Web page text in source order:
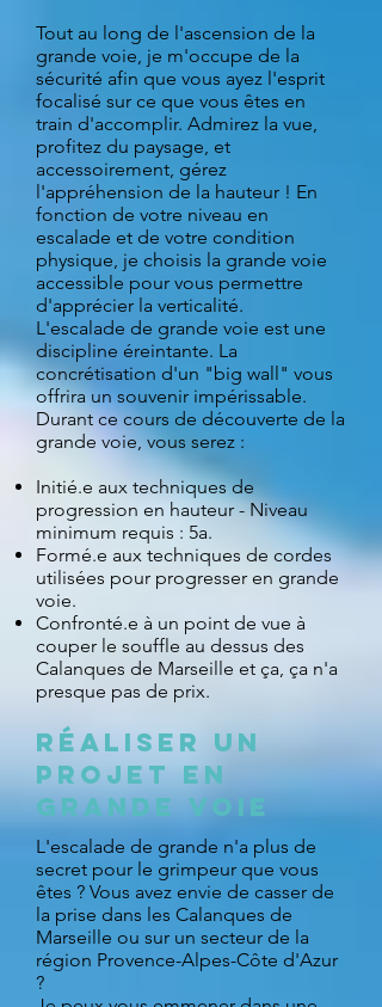
Tout au long de l'ascension de la
grande voie, je m'occupe de la
sécurité afin que vous ayez l'esprit
focalisé sur ce que vous êtes en
train d'accomplir. Admirez la vue,
profitez du paysage, et
accessoirement, gérez
l'appréhension de la hauteur ! En
fonction de votre niveau en
escalade et de votre condition
physique, je choisis la grande voie
accessible pour vous permettre
d'apprécier la verticalité.
L'escalade de grande voie est une
discipline éreintante. La
concrétisation d'un "big wall" vous
offrira un souvenir impérissable.
Durant ce cours de découverte de la
grande voie, vous serez :
Initié.e aux techniques de
progression en hauteur - Niveau
minimum requis : 5a.
Formé.e aux techniques de cordes
utilisées pour progresser en grande
voie.
Confronté.e à un point de vue à
couper le souffle au dessus des
Calanques de Marseille et ça, ça n'a
presque pas de prix.
Réaliser un
Projet en
Grande Voie
L'escalade de grande n'a plus de
secret pour le grimpeur que vous
êtes ? Vous avez envie de casser de
la prise dans les Calanques de
Marseille ou sur un secteur de la
région Provence-Alpes-Côte d'Azur
?